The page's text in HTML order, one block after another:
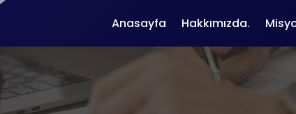
Anasayfa Hakkımızda.